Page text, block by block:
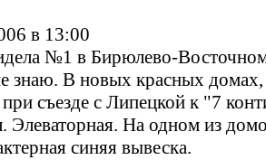
в 13:00
№1 в Бирюлево-
знаю. В новых красных
съезде с Липецкой к "7
Элеваторная. На одном из
синяя вывеска.